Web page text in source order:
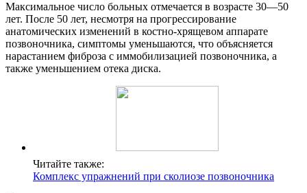
Максимальное число больных отмечается в возрасте 30—50
лет. После 50 лет, несмотря на прогрессирование
анатомических изменений в костно-хрящевом аппарате
позвоночника, симптомы уменьшаются, что объясняется
нарастанием фиброза с иммобилизацией позвоночника, а
также уменьшением отека диска.
Читайте также:
Комплекс упражнений при сколиозе позвоночника